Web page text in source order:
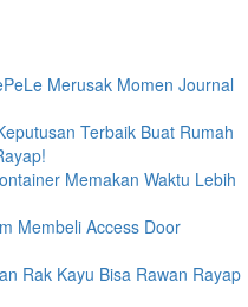
Merusak Momen Journal
Terbaik Buat Rumah
Memakan Waktu Lebih
Membeli Access Door
Rak Kayu Bisa Rawan Rayap